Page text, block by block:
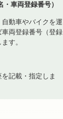
車両登録番号）
動車やバイクを運
両登録番号（登録
す。
記載・指定しま